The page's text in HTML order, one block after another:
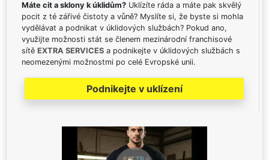
Máte cit a sklony k úklidům? Uklízíte ráda a máte pak skvělý
pocit z té zářivé čistoty a vůně? Myslíte si, že byste si mohla
vydělávat a podnikat v úklidových službách? Pokud ano,
využijte možnosti stát se členem mezinárodní franchisové
sítě EXTRA SERVICES a podnikejte v úklidových službách s
neomezenými možnostmi po celé Evropské unii.
Podnikejte v uklízení